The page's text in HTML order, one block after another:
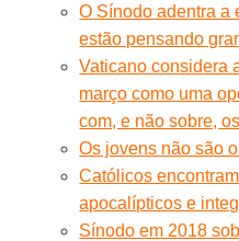
O Sínodo adentra a
estão pensando
Vaticano considera
março como uma
com, e não sobre,
Os jovens não são
Católicos
apocalípticos e
Sínodo em 2018